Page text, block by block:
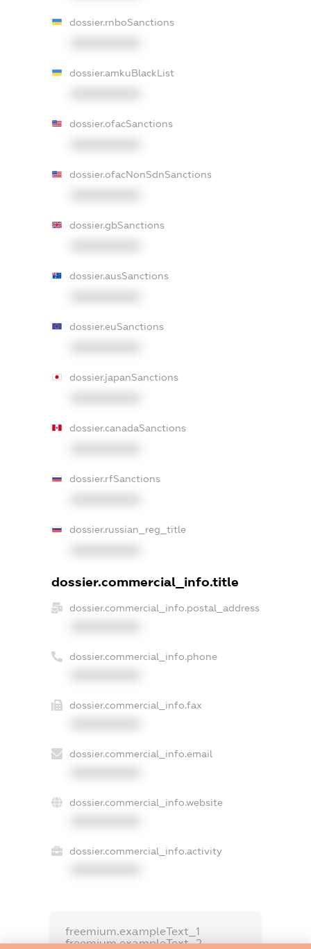
dossier.rnboSanctions
dossier.amkuBlackList
dossier.ofacSanctions
dossier.ofacNonSdnSanctions
dossier.gbSanctions
dossier.ausSanctions
dossier.euSanctions
dossier.japanSanctions
dossier.canadaSanctions
dossier.rfSanctions
dossier.russian_reg_title
dossier.commercial_info.title
dossier.commercial_info.postal_address
dossier.commercial_info.phone
dossier.commercial_info.fax
dossier.commercial_info.email
dossier.commercial_info.website
dossier.commercial_info.activity
freemium.exampleText_1
freemium.exampleText_2